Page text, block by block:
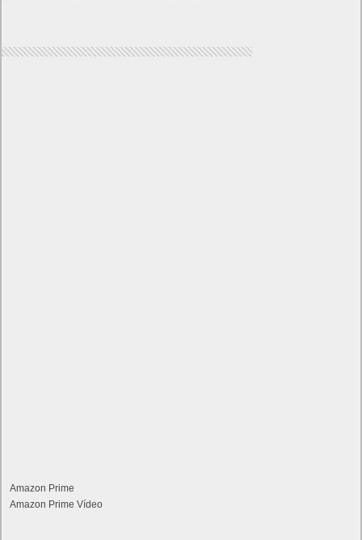
Amazon Prime
Amazon Prime Vídeo